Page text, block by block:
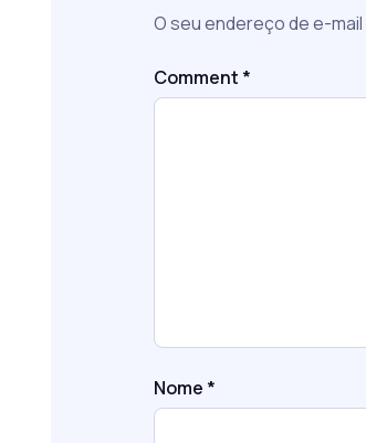
O seu endereço de e-
Comment *
Nome *